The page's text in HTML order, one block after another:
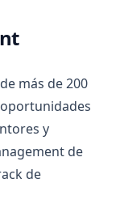
más de 200
y
de
de